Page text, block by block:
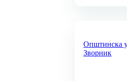
Општинска
Зворник